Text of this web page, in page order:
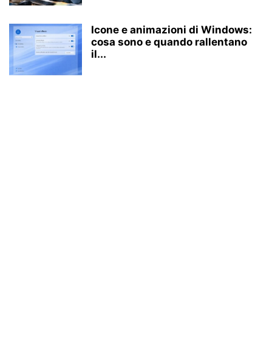
Icone e animazioni di Windows:
cosa sono e quando rallentano
il...